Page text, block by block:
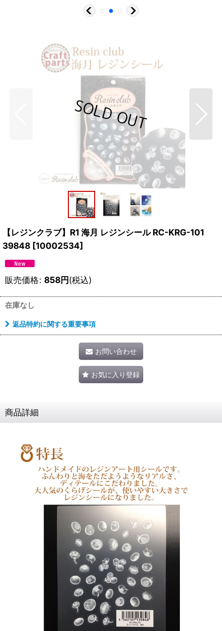
【レジンクラブ】R1 海月 レジンシール RC-KRG-101
39848 [10002534]
販売価格: 858円(税込)
在庫なし
返品特約に関する重要事項
お問い合わせ
お気に入り登録
商品詳細